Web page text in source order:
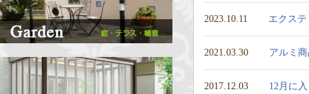
2023.10.11 エクス
2021.03.30 アルミ
2017.12.03 12月に